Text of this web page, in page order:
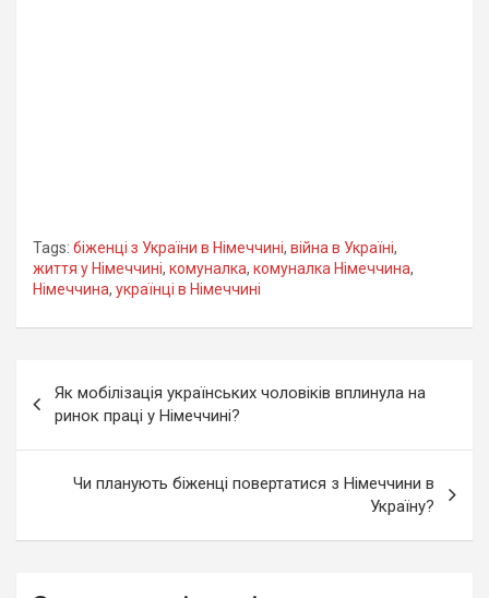
Tags: біженці з України в Німеччині, війна в Україні,
життя у Німеччині, комуналка, комуналка Німеччина,
Німеччина, українці в Німеччині
записів
Як мобілізація українських чоловіків вплинула на
ринок праці у Німеччині?
Чи планують біженці повертатися з Німеччини в
Україну?